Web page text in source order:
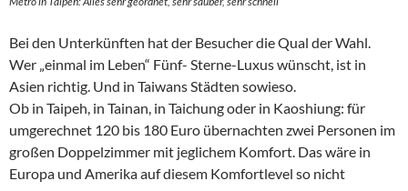
Bei den Unterkünften hat der Besucher die Qual der Wahl.
Wer „einmal im Leben“ Fünf- Sterne-Luxus wünscht, ist in
Asien richtig. Und in Taiwans Städten sowieso.
Ob in Taipeh, in Tainan, in Taichung oder in Kaoshiung: für
umgerechnet 120 bis 180 Euro übernachten zwei Personen im
großen Doppelzimmer mit jeglichem Komfort. Das wäre in
Europa und Amerika auf diesem Komfortlevel so nicht